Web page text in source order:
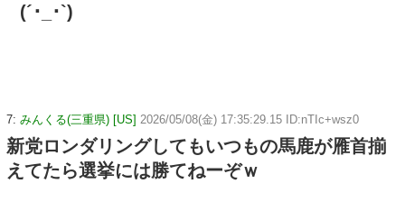
(´･_･`)
7: みんくる(三重県) [US] 2026/05/08(金) 17:35:29.15 ID:nTIc+wsz0
新党ロンダリングしてもいつもの馬鹿が雁首揃
えてたら選挙には勝てねーぞｗ